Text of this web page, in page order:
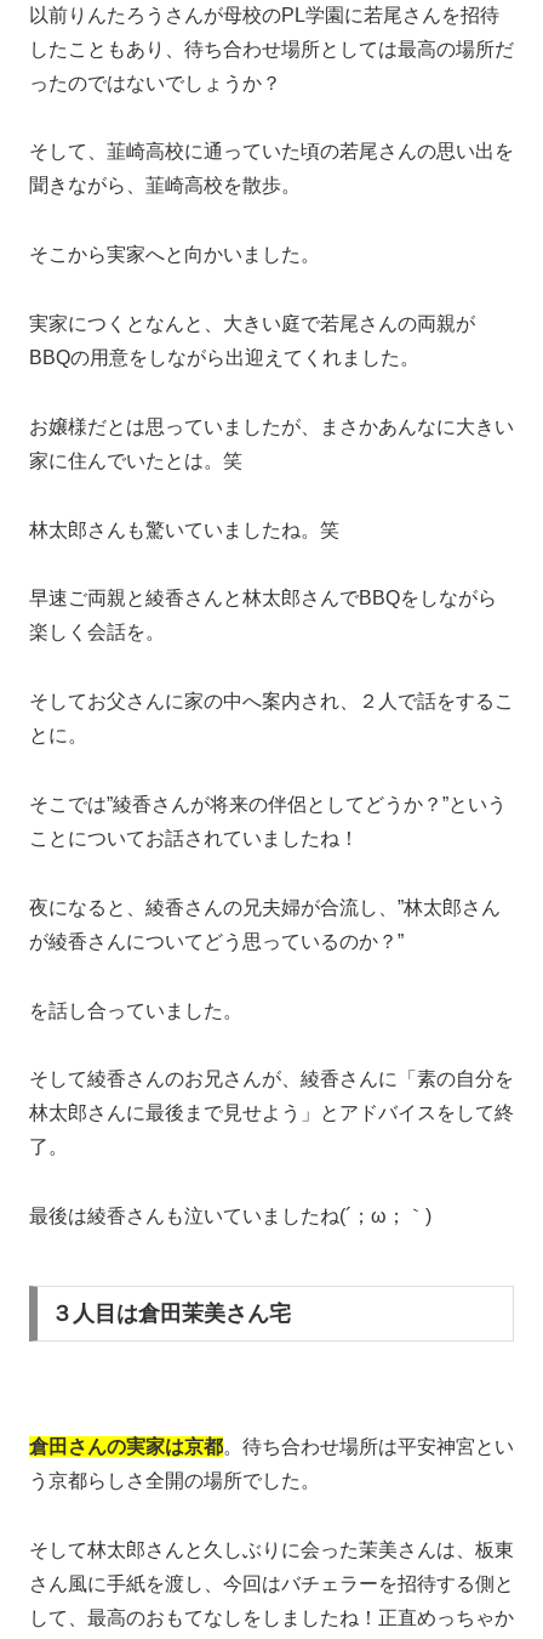
以前りんたろうさんが母校のPL学園に若尾さんを招待
したこともあり、待ち合わせ場所としては最高の場所だ
ったのではないでしょうか？
そして、韮崎高校に通っていた頃の若尾さんの思い出を
聞きながら、韮崎高校を散歩。
そこから実家へと向かいました。
実家につくとなんと、大きい庭で若尾さんの両親が
BBQの用意をしながら出迎えてくれました。
お嬢様だとは思っていましたが、まさかあんなに大きい
家に住んでいたとは。笑
林太郎さんも驚いていましたね。笑
早速ご両親と綾香さんと林太郎さんでBBQをしながら
楽しく会話を。
そしてお父さんに家の中へ案内され、２人で話をするこ
とに。
そこでは”綾香さんが将来の伴侶としてどうか？”という
ことについてお話されていましたね！
夜になると、綾香さんの兄夫婦が合流し、”林太郎さん
が綾香さんについてどう思っているのか？”
を話し合っていました。
そして綾香さんのお兄さんが、綾香さんに「素の自分を
林太郎さんに最後まで見せよう」とアドバイスをして終
了。
最後は綾香さんも泣いていましたね(´；ω；｀)
３人目は倉田茉美さん宅
倉田さんの実家は京都。待ち合わせ場所は平安神宮とい
う京都らしさ全開の場所でした。
そして林太郎さんと久しぶりに会った茉美さんは、板東
さん風に手紙を渡し、今回はバチェラーを招待する側と
して、最高のおもてなしをしましたね！正直めっちゃか